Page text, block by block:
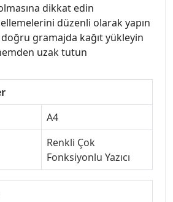
dikkat edin
düzenli olarak yapın
doğru gramajda kağıt yükleyin
nemden uzak tutun
A4
Renkli Çok
Fonksiyonlu Yazıcı